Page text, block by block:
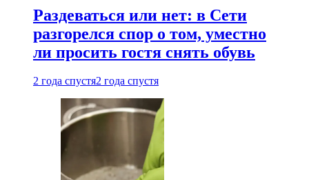
Раздеваться или нет: в Сети
разгорелся спор о том, уместно
ли просить гостя снять обувь
2 года спустя2 года спустя